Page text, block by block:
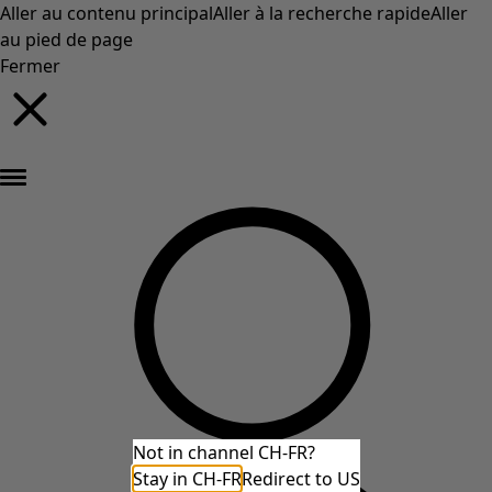
Aller au contenu principalAller à la recherche rapideAller
au pied de page
Fermer
Not in channel CH-FR?
Stay in CH-FRRedirect to US